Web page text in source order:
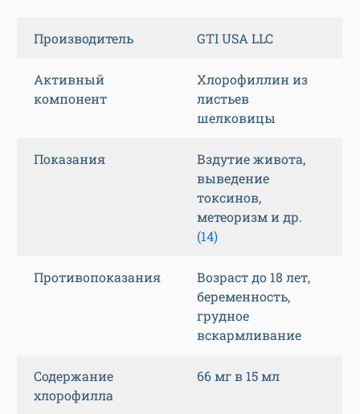
Производитель GTI USA LLC
Активный
компонент
Хлорофиллин из
листьев
шелковицы
Показания
Вздутие живота,
выведение
токсинов,
метеоризм и др.
(14)
Противопоказания
Возраст до 18 лет,
беременность,
грудное
вскармливание
Содержание
хлорофилла
66 мг в 15 мл